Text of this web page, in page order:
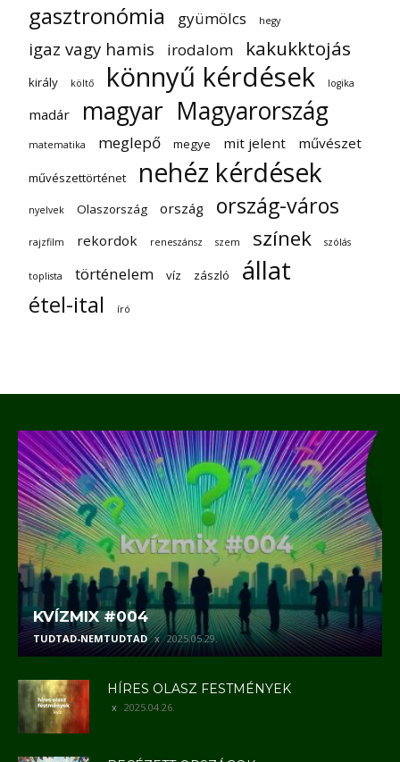
gasztronómia gyümölcs hegy
igaz vagy hamis irodalom kakukktojás
király költő könnyű kérdések logika
madár magyar Magyarország
matematika meglepő megye mit jelent művészet
művészettörténet nehéz kérdések
nyelvek Olaszország ország ország-város
rajzfilm rekordok reneszánsz szem színek szólás
toplista történelem víz zászló állat
étel-ital író
KVÍZMIX #004
TUDTAD-NEMTUDTAD 2025.05.29.
HÍRES OLASZ FESTMÉNYEK
2025.04.26.